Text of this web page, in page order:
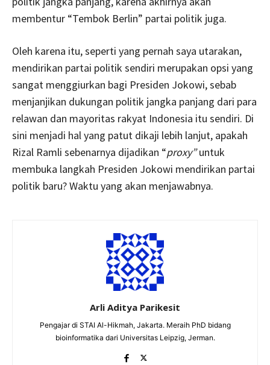
membentur “Tembok Berlin” partai politik juga.
Oleh karena itu, seperti yang pernah saya utarakan,
mendirikan partai politik sendiri merupakan opsi yang
sangat menggiurkan bagi Presiden Jokowi, sebab
menjanjikan dukungan politik jangka panjang dari para
relawan dan mayoritas rakyat Indonesia itu sendiri. Di
sini menjadi hal yang patut dikaji lebih lanjut, apakah
Rizal Ramli sebenarnya dijadikan “proxy”untuk
membuka langkah Presiden Jokowi mendirikan partai
politik baru? Waktu yang akan menjawabnya.
Arli Aditya Parikesit
Pengajar di STAI Al-Hikmah, Jakarta. Meraih PhD bidang
bioinformatika dari Universitas Leipzig, Jerman.